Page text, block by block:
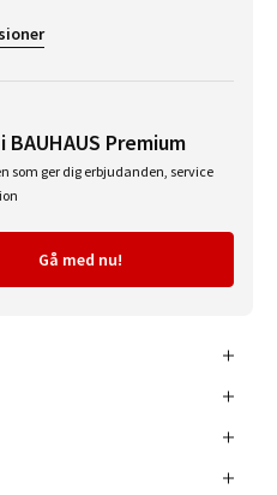
BAUHAUS Premium
som ger dig erbjudanden, service
Gå med nu!